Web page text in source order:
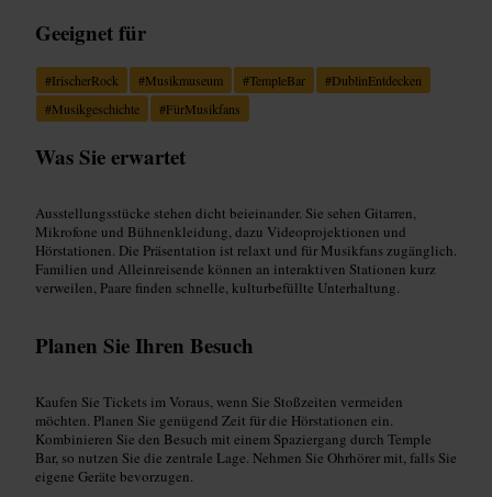
Geeignet für
#IrischerRock #Musikmuseum #TempleBar #DublinEntdecken
#Musikgeschichte #FürMusikfans
Was Sie erwartet
Ausstellungsstücke stehen dicht beieinander. Sie sehen Gitarren,
Mikrofone und Bühnenkleidung, dazu Videoprojektionen und
Hörstationen. Die Präsentation ist relaxt und für Musikfans zugänglich.
Familien und Alleinreisende können an interaktiven Stationen kurz
verweilen, Paare finden schnelle, kulturbefüllte Unterhaltung.
Planen Sie Ihren Besuch
Kaufen Sie Tickets im Voraus, wenn Sie Stoßzeiten vermeiden
möchten. Planen Sie genügend Zeit für die Hörstationen ein.
Kombinieren Sie den Besuch mit einem Spaziergang durch Temple
Bar, so nutzen Sie die zentrale Lage. Nehmen Sie Ohrhörer mit, falls Sie
eigene Geräte bevorzugen.